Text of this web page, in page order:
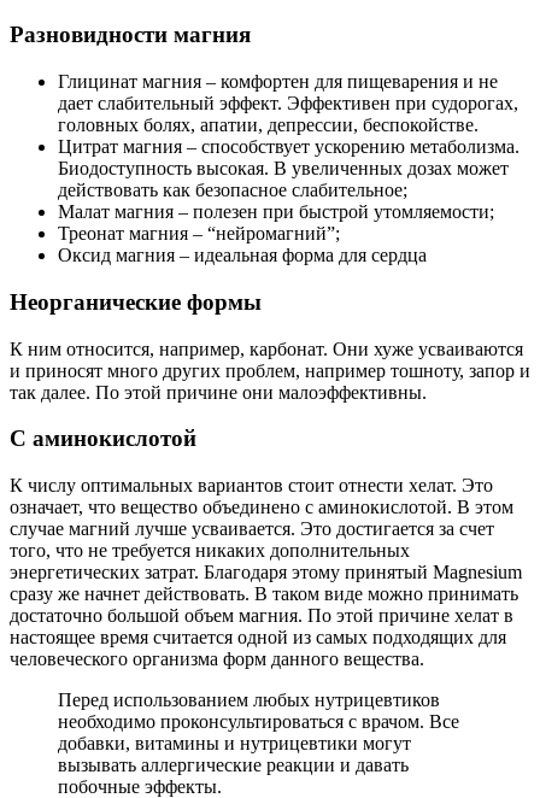
Разновидности магния
Глицинат магния – комфортен для пищеварения и не
дает слабительный эффект. Эффективен при судорогах,
головных болях, апатии, депрессии, беспокойстве.
Цитрат магния – способствует ускорению метаболизма.
Биодоступность высокая. В увеличенных дозах может
действовать как безопасное слабительное;
Малат магния – полезен при быстрой утомляемости;
Треонат магния – “нейромагний”;
Оксид магния – идеальная форма для сердца
Неорганические формы
К ним относится, например, карбонат. Они хуже усваиваются
и приносят много других проблем, например тошноту, запор и
так далее. По этой причине они малоэффективны.
С аминокислотой
К числу оптимальных вариантов стоит отнести хелат. Это
означает, что вещество объединено с аминокислотой. В этом
случае магний лучше усваивается. Это достигается за счет
того, что не требуется никаких дополнительных
энергетических затрат. Благодаря этому принятый Magnesium
сразу же начнет действовать. В таком виде можно принимать
достаточно большой объем магния. По этой причине хелат в
настоящее время считается одной из самых подходящих для
человеческого организма форм данного вещества.
Перед использованием любых нутрицевтиков
необходимо проконсультироваться с врачом. Все
добавки, витамины и нутрицевтики могут
вызывать аллергические реакции и давать
побочные эффекты.